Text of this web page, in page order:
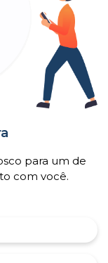
para um de
com você.